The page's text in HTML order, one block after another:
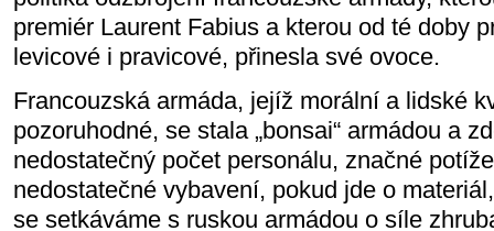
premiér Laurent Fabius a kterou od té doby
levicové i pravicové, přinesla své ovoce.
Francouzská armáda, jejíž morální a lidské
pozoruhodné, se stala „bonsai“ armádou a
nedostatečný počet personálu, značné
nedostatečné vybavení, pokud jde o
se setkáváme s ruskou armádou o síle